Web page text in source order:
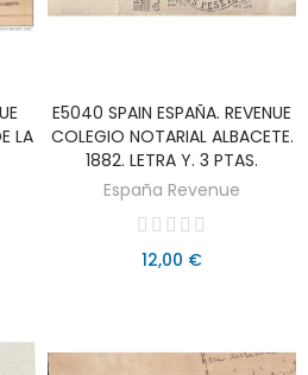
LA
AÑADIR AL CARRITO
E5040 SPAIN ESPAÑA. REVENUE
COLEGIO NOTARIAL ALBACETE.
1882. LETRA Y. 3 PTAS.
España Revenue
12,00 €